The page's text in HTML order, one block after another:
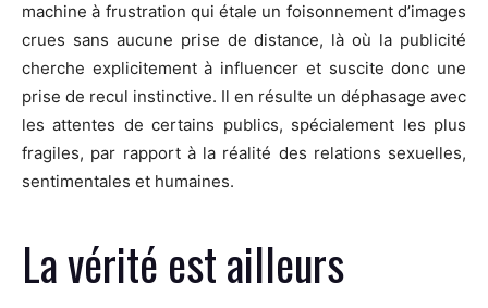
machine à frustration qui étale un foisonnement d’images
crues sans aucune prise de distance, là où la publicité
cherche explicitement à influencer et suscite donc une
prise de recul instinctive. Il en résulte un déphasage avec
les attentes de certains publics, spécialement les plus
fragiles, par rapport à la réalité des relations sexuelles,
sentimentales et humaines.
La vérité est ailleurs